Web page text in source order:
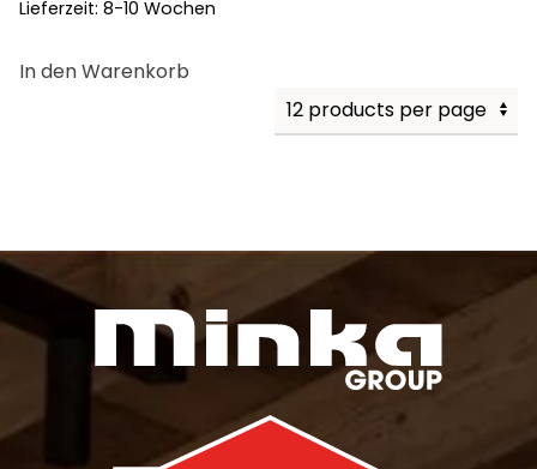
Lieferzeit: 8-10 Wochen
In den Warenkorb